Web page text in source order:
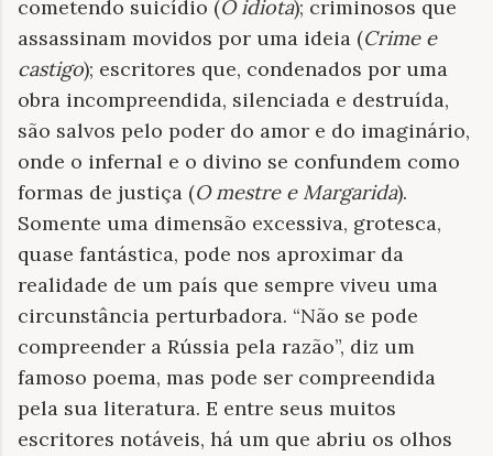
cometendo suicídio (O idiota); criminosos que
assassinam movidos por uma ideia (Crime e
castigo); escritores que, condenados por uma
obra incompreendida, silenciada e destruída,
são salvos pelo poder do amor e do imaginário,
onde o infernal e o divino se confundem como
formas de justiça (O mestre e Margarida).
Somente uma dimensão excessiva, grotesca,
quase fantástica, pode nos aproximar da
realidade de um país que sempre viveu uma
circunstância perturbadora. “Não se pode
compreender a Rússia pela razão”, diz um
famoso poema, mas pode ser compreendida
pela sua literatura. E entre seus muitos
escritores notáveis, há um que abriu os olhos